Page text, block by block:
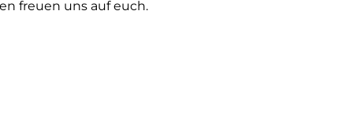
freuen uns auf euch.